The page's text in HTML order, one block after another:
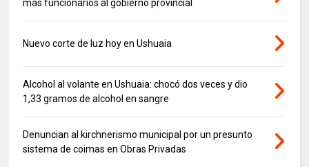
mas funcionarios al gobierno provincial
Nuevo corte de luz hoy en Ushuaia
Alcohol al volante en Ushuaia: chocó dos veces y dio
1,33 gramos de alcohol en sangre
Denuncian al kirchnerismo municipal por un presunto
sistema de coimas en Obras Privadas